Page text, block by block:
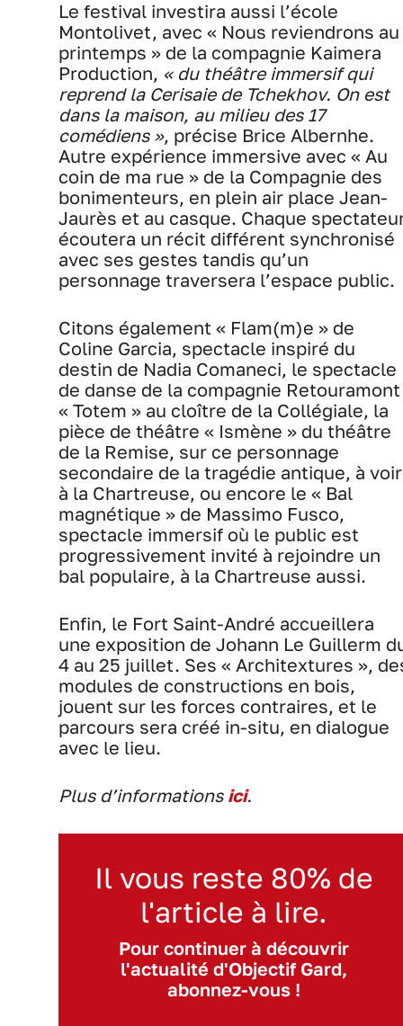
Le festival investira aussi l’école
Montolivet, avec « Nous reviendrons au
printemps » de la compagnie Kaimera
Production, « du théâtre immersif qui
reprend la Cerisaie de Tchekhov. On est
dans la maison, au milieu des 17
comédiens », précise Brice Albernhe.
Autre expérience immersive avec « Au
coin de ma rue » de la Compagnie des
bonimenteurs, en plein air place Jean-
Jaurès et au casque. Chaque
écoutera un récit différent synchronisé
avec ses gestes tandis qu’un
personnage traversera l’espace public.
Citons également « Flam(m)e » de
Coline Garcia, spectacle inspiré du
destin de Nadia Comaneci, le spectacle
de danse de la compagnie Retouramont
« Totem » au cloître de la Collégiale, la
pièce de théâtre « Ismène » du théâtre
de la Remise, sur ce personnage
secondaire de la tragédie antique, à voir
à la Chartreuse, ou encore le « Bal
magnétique » de Massimo Fusco,
spectacle immersif où le public est
progressivement invité à rejoindre un
bal populaire, à la Chartreuse aussi.
Enfin, le Fort Saint-André accueillera
une exposition de Johann Le Guillerm
4 au 25 juillet. Ses « Architextures »,
modules de constructions en bois,
jouent sur les forces contraires, et le
parcours sera créé in-situ, en dialogue
avec le lieu.
Plus d’informations ici.
Il vous reste 80% de
l'article à lire.
Pour continuer à découvrir
l'actualité d'Objectif Gard,
abonnez-vous !